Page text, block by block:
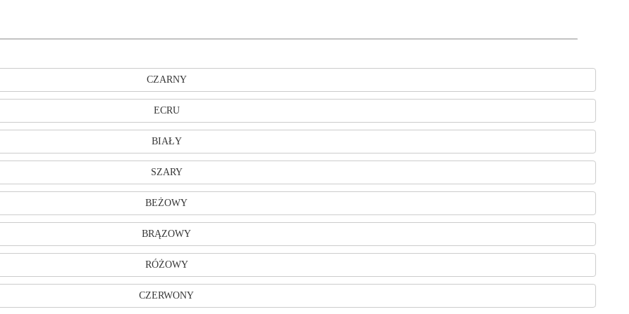
CZARNY
ECRU
BIAŁY
SZARY
BEŻOWY
BRĄZOWY
RÓŻOWY
CZERWONY